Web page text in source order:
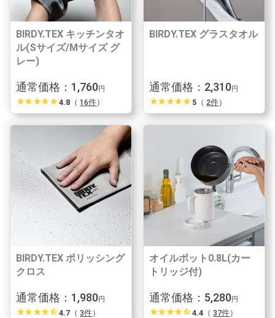
BIRDY.TEX キッチンタオ
ル(Sサイズ/Mサイズ グ
レー)
通常価格：1,760円
star_ratestar_ratestar_ratestar_ratestar_rate 4.8 （16件）
BIRDY.TEX グラスタオル
通常価格：2,310円
star_ratestar_ratestar_ratestar_ratestar_rate 5 （2件）
BIRDY.TEX ポリッシング
クロス
通常価格：1,980円
star_ratestar_ratestar_ratestar_ratestar_half 4.7 （3件）
オイルポット0.8L(カー
トリッジ付)
通常価格：5,280円
star_ratestar_ratestar_ratestar_ratestar_half 4.4 （37件）